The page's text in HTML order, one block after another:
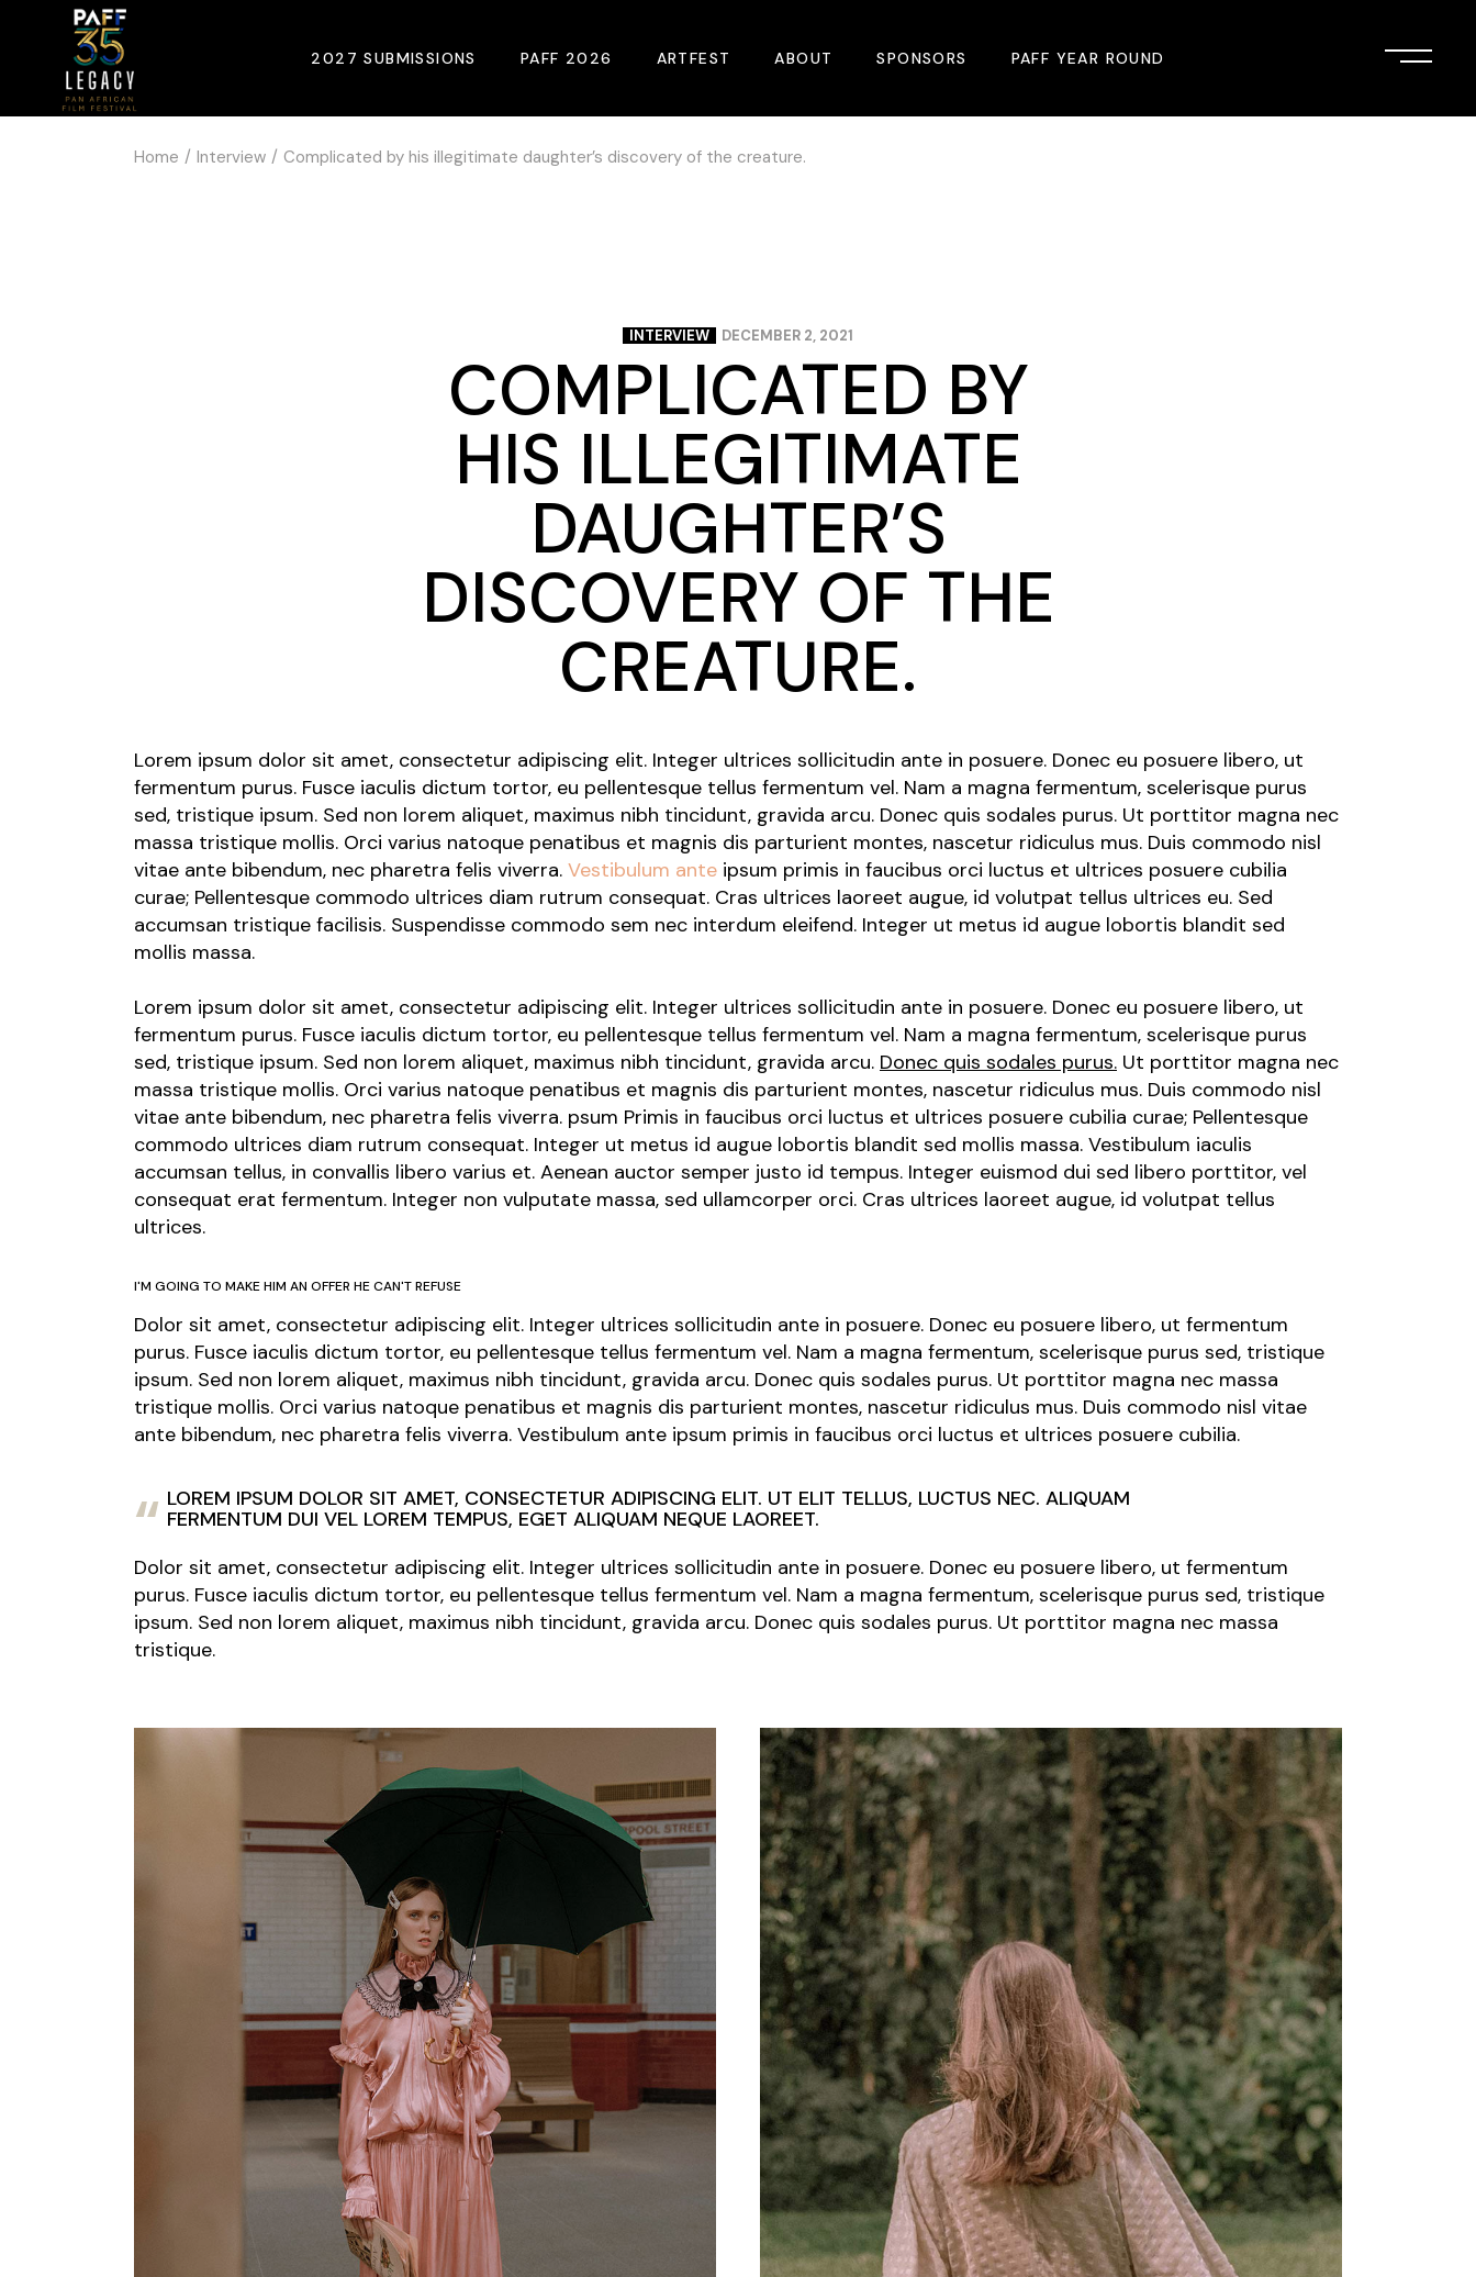
2027 SUBMISSIONS PAFF 2026
2026 Winners
Plan Your Visit
Venues
Opening Night
Closing Night
PAFF Soul Comedy Show
Senior Connections
Children & Youth
Studentfest
ARTFEST ABOUT
Donate
Blog
Contact Us
SPONSORS PAFF YEAR ROUND
PAFF Speakers Bureau
Home Interview Complicated by his illegitimate daughter’s discovery of the creature.
INTERVIEW DECEMBER 2, 2021
COMPLICATED BY
HIS ILLEGITIMATE
DAUGHTER’S
DISCOVERY OF THE
CREATURE.
Lorem ipsum dolor sit amet, consectetur adipiscing elit. Integer ultrices sollicitudin ante in posuere. Donec eu posuere libero, ut
fermentum purus. Fusce iaculis dictum tortor, eu pellentesque tellus fermentum vel. Nam a magna fermentum, scelerisque purus
sed, tristique ipsum. Sed non lorem aliquet, maximus nibh tincidunt, gravida arcu. Donec quis sodales purus. Ut porttitor magna nec
massa tristique mollis. Orci varius natoque penatibus et magnis dis parturient montes, nascetur ridiculus mus. Duis commodo nisl
vitae ante bibendum, nec pharetra felis viverra. Vestibulum ante ipsum primis in faucibus orci luctus et ultrices posuere cubilia
curae; Pellentesque commodo ultrices diam rutrum consequat. Cras ultrices laoreet augue, id volutpat tellus ultrices eu. Sed
accumsan tristique facilisis. Suspendisse commodo sem nec interdum eleifend. Integer ut metus id augue lobortis blandit sed
mollis massa.
Lorem ipsum dolor sit amet, consectetur adipiscing elit. Integer ultrices sollicitudin ante in posuere. Donec eu posuere libero, ut
fermentum purus. Fusce iaculis dictum tortor, eu pellentesque tellus fermentum vel. Nam a magna fermentum, scelerisque purus
sed, tristique ipsum. Sed non lorem aliquet, maximus nibh tincidunt, gravida arcu. Donec quis sodales purus. Ut porttitor magna nec
massa tristique mollis. Orci varius natoque penatibus et magnis dis parturient montes, nascetur ridiculus mus. Duis commodo nisl
vitae ante bibendum, nec pharetra felis viverra. psum Primis in faucibus orci luctus et ultrices posuere cubilia curae; Pellentesque
commodo ultrices diam rutrum consequat. Integer ut metus id augue lobortis blandit sed mollis massa. Vestibulum iaculis
accumsan tellus, in convallis libero varius et. Aenean auctor semper justo id tempus. Integer euismod dui sed libero porttitor, vel
consequat erat fermentum. Integer non vulputate massa, sed ullamcorper orci. Cras ultrices laoreet augue, id volutpat tellus
ultrices.
I'M GOING TO MAKE HIM AN OFFER HE CAN'T REFUSE
Dolor sit amet, consectetur adipiscing elit. Integer ultrices sollicitudin ante in posuere. Donec eu posuere libero, ut fermentum
purus. Fusce iaculis dictum tortor, eu pellentesque tellus fermentum vel. Nam a magna fermentum, scelerisque purus sed, tristique
ipsum. Sed non lorem aliquet, maximus nibh tincidunt, gravida arcu. Donec quis sodales purus. Ut porttitor magna nec massa
tristique mollis. Orci varius natoque penatibus et magnis dis parturient montes, nascetur ridiculus mus. Duis commodo nisl vitae
ante bibendum, nec pharetra felis viverra. Vestibulum ante ipsum primis in faucibus orci luctus et ultrices posuere cubilia.
LOREM IPSUM DOLOR SIT AMET, CONSECTETUR ADIPISCING ELIT. UT ELIT TELLUS, LUCTUS NEC. ALIQUAM
FERMENTUM DUI VEL LOREM TEMPUS, EGET ALIQUAM NEQUE LAOREET.
Dolor sit amet, consectetur adipiscing elit. Integer ultrices sollicitudin ante in posuere. Donec eu posuere libero, ut fermentum
purus. Fusce iaculis dictum tortor, eu pellentesque tellus fermentum vel. Nam a magna fermentum, scelerisque purus sed, tristique
ipsum. Sed non lorem aliquet, maximus nibh tincidunt, gravida arcu. Donec quis sodales purus. Ut porttitor magna nec massa
tristique.